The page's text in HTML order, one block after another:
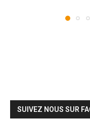
SUIVEZ NOUS SUR